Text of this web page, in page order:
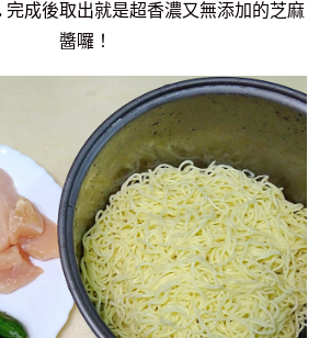
完成後取出就是超香濃又無添加的芝麻
醬囉！